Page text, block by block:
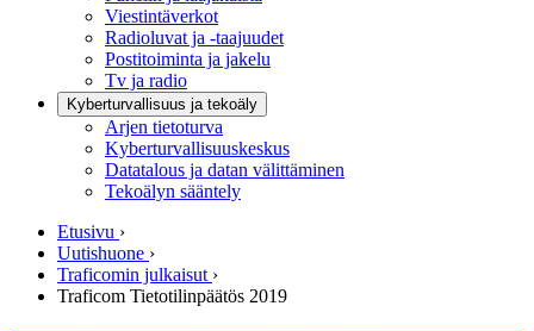
Viestintäverkot
Radioluvat ja -taajuudet
Postitoiminta ja jakelu
Tv ja radio
Kyberturvallisuus ja tekoäly
Arjen tietoturva
Kyberturvallisuuskeskus
Datatalous ja datan välittäminen
Tekoälyn sääntely
Etusivu ›
Uutishuone ›
Traficomin julkaisut ›
Traficom Tietotilinpäätös 2019